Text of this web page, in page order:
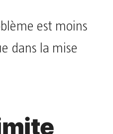
est moins
dans la mise